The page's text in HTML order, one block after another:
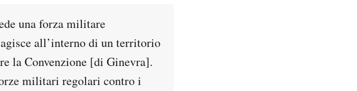
una forza militare
all’interno di un territorio
la Convenzione [di Ginevra].
militari regolari contro i